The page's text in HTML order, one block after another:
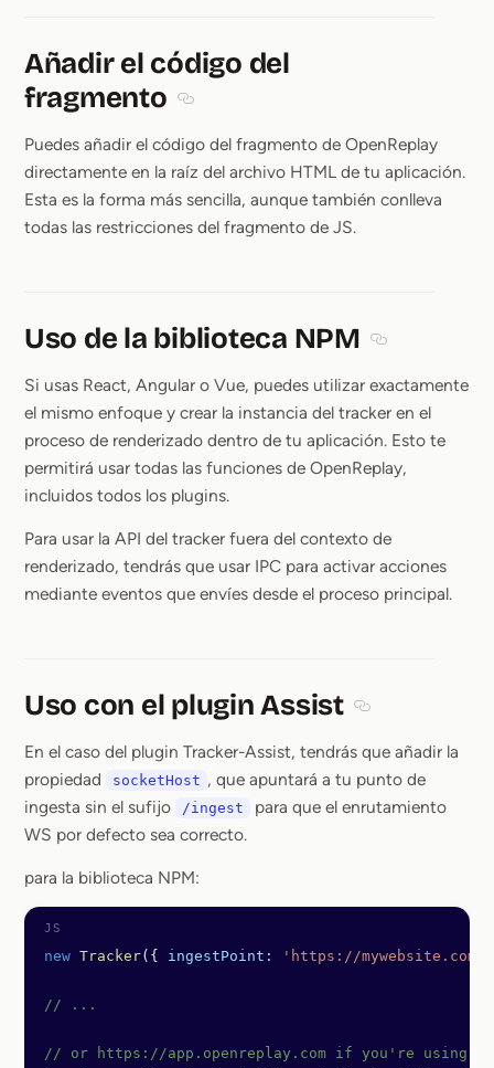
Añadir el código del
fragmento
Puedes añadir el código del fragmento de OpenReplay
directamente en la raíz del archivo HTML de tu aplicación.
Esta es la forma más sencilla, aunque también conlleva
todas las restricciones del fragmento de JS.
Uso de la biblioteca NPM
Si usas React, Angular o Vue, puedes utilizar exactamente
el mismo enfoque y crear la instancia del tracker en el
proceso de renderizado dentro de tu aplicación. Esto te
permitirá usar todas las funciones de OpenReplay,
incluidos todos los plugins.
Para usar la API del tracker fuera del contexto de
renderizado, tendrás que usar IPC para activar acciones
mediante eventos que envíes desde el proceso principal.
Uso con el plugin Assist
En el caso del plugin Tracker-Assist, tendrás que añadir la
propiedad
socketHost , que apuntará a tu punto de
ingesta sin el sufijo
/ingest
para que el enrutamiento
WS por defecto sea correcto.
para la biblioteca NPM:
new Tracker({ ingestPoint: 'https://mywebsite.com/
// ...
// or https://app.openreplay.com if you're using